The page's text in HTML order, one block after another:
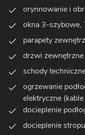
orynnowanie i
okna 3-szybowe,
parapety
drzwi
schody
ogrzewanie
elektryczne
docieplenie
docieplenie